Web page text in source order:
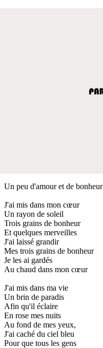
Un peu d'amour et de bonheur
J'ai mis dans mon cœur
Un rayon de soleil
Trois grains de bonheur
Et quelques merveilles
J'ai laissé grandir
Mes trois grains de bonheur
Je les ai gardés
Au chaud dans mon cœur
J'ai mis dans ma vie
Un brin de paradis
Afin qu'il éclaire
En rose mes nuits
Au fond de mes yeux,
J'ai caché du ciel bleu
Pour que tous les gens